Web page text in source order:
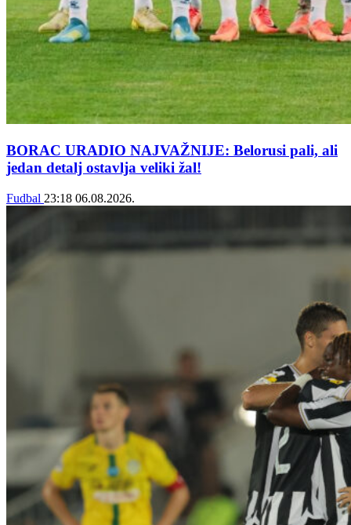
BORAC URADIO NAJVAŽNIJE: Belorusi pali, ali
jedan detalj ostavlja veliki žal!
Fudbal 23:18 06.08.2026.